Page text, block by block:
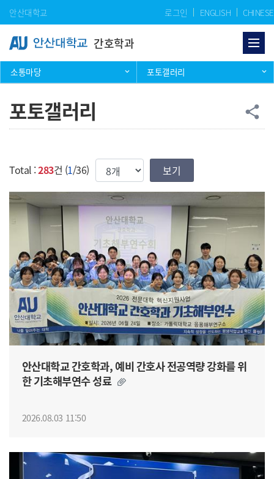
Skip Menu
안산대학교 로그인 ENGLISH CHINESE
간호학과
소통마당 포토갤러리
포토갤러리 공
share
Total :283건 (1/36) 한번에 보여질 게시물 갯수
안산대학교 간호학과, 예비 간호사 전공역량 강화를 위
한 기초해부연수 성료
2026.08.03 11:50